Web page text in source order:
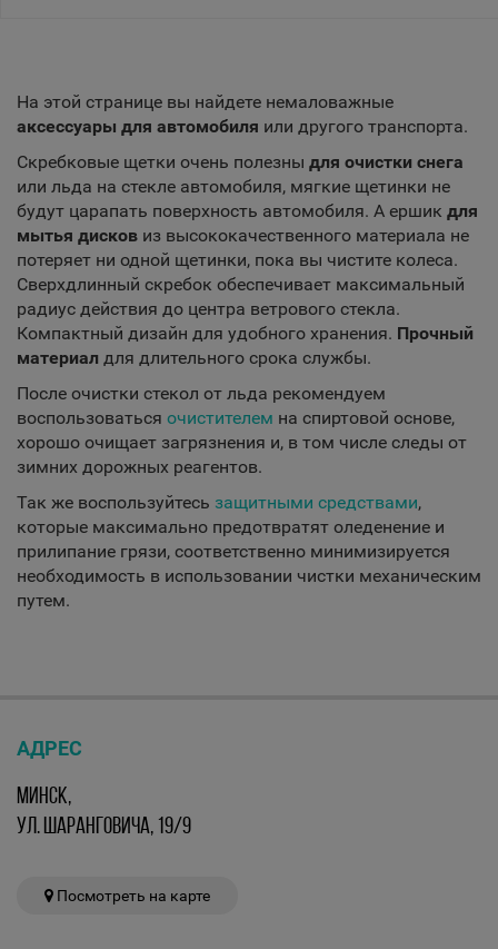
На этой странице вы найдете немаловажные
аксессуары для автомобиля или другого транспорта.
Скребковые щетки очень полезны для очистки снега
или льда на стекле автомобиля, мягкие щетинки не
будут царапать поверхность автомобиля. А ершик для
мытья дисков из высококачественного материала не
потеряет ни одной щетинки, пока вы чистите колеса.
Сверхдлинный скребок обеспечивает максимальный
радиус действия до центра ветрового стекла.
Компактный дизайн для удобного хранения. Прочный
материал для длительного срока службы.
После очистки стекол от льда рекомендуем
воспользоваться очистителем на спиртовой основе,
хорошо очищает загрязнения и, в том числе следы от
зимних дорожных реагентов.
Так же воспользуйтесь защитными средствами,
которые максимально предотвратят оледенение и
прилипание грязи, соответственно минимизируется
необходимость в использовании чистки механическим
путем.
АДРЕС
МИНСК,
УЛ. ШАРАНГОВИЧА, 19/9
Посмотреть на карте